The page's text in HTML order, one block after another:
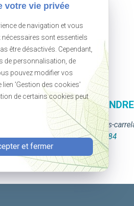
NOUS JOINDRE
contact@mjls-
02 78 84 59 84
votre vie privée
de navigation et vous
sont essentiels
être désactivés. Cependant,
de personnalisation, de
pouvez modifier vos
'Gestion des cookies'
de certains cookies peut
et fermer